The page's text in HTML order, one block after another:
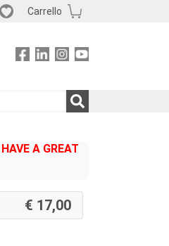
Carrello
A GREAT
17,00